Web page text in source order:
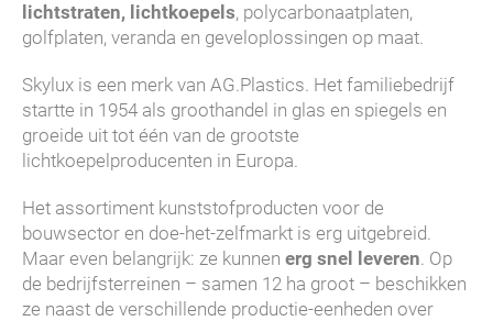
lichtstraten, lichtkoepels, polycarbonaatplaten,
golfplaten, veranda en geveloplossingen op maat.
Skylux is een merk van AG.Plastics. Het familiebedrijf
startte in 1954 als groothandel in glas en spiegels en
groeide uit tot één van de grootste
lichtkoepelproducenten in Europa.
Het assortiment kunststofproducten voor de
bouwsector en doe-het-zelfmarkt is erg uitgebreid.
Maar even belangrijk: ze kunnen erg snel leveren. Op
de bedrijfsterreinen – samen 12 ha groot – beschikken
ze naast de verschillende productie-eenheden over